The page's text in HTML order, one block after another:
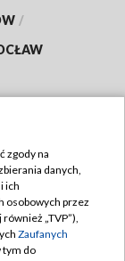
/
zgody na
danych,
ich
osobowych przez
„TVP”),
Zaufanych
tym do